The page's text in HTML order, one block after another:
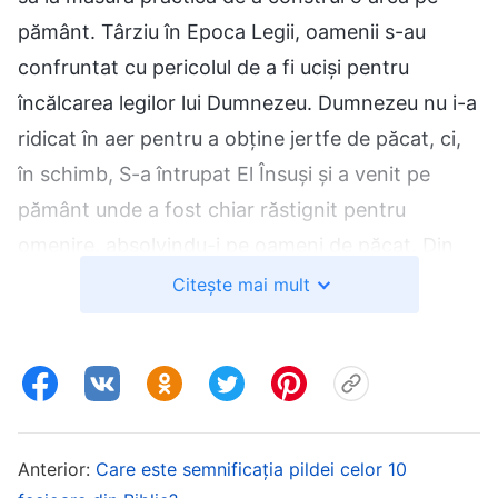
pământ. Târziu în Epoca Legii, oamenii s-au
confruntat cu pericolul de a fi uciși pentru
încălcarea legilor lui Dumnezeu. Dumnezeu nu i-a
ridicat în aer pentru a obține jertfe de păcat, ci,
în schimb, S-a întrupat El Însuși și a venit pe
pământ unde a fost chiar răstignit pentru
acest lucru, putem vedea că Dumnezeu a lucrat
închinarea la Dumnezeu. Dorința noastră
complet diferită de voia lui Dumnezeu!
Citește mai mult
Anterior: Care este semnificația pildei celor 10